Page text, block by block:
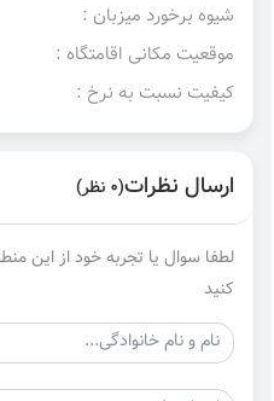
شیوه برخورد میزبان :
موقعیت مکانی اقامتگاه :
کیفیت نسبت به نرخ :
ارسال نظرات(0 نظر)
لطفا سوال یا تجربه خود از این
کنید